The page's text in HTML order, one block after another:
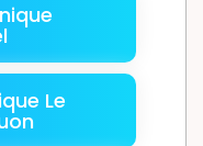
Le